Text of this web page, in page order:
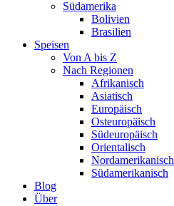
Südamerika
Bolivien
Brasilien
Speisen
Von A bis Z
Nach Regionen
Afrikanisch
Asiatisch
Europäisch
Osteuropäisch
Südeuropäisch
Orientalisch
Nordamerikanisch
Südamerikanisch
Blog
Über